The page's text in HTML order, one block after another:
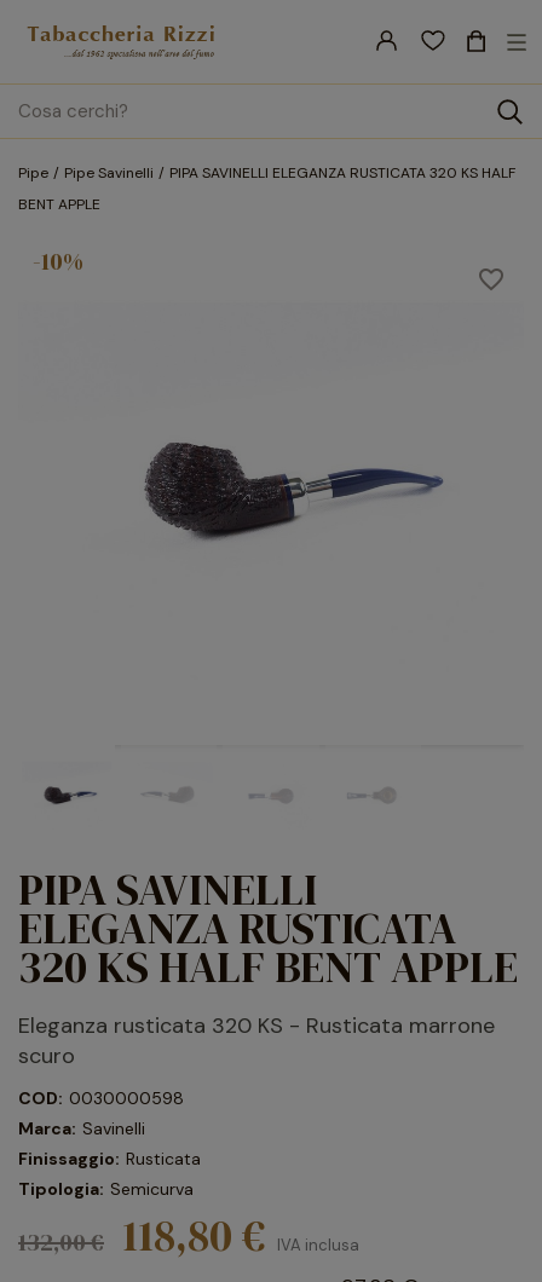
search
☰
Pipe Pipe Savinelli
PIPA SAVINELLI ELEGANZA RUSTICATA 320 KS HALF
BENT APPLE
favorite_border
-10%
PIPA SAVINELLI
ELEGANZA RUSTICATA
320 KS HALF BENT APPLE
Eleganza rusticata 320 KS - Rusticata marrone
scuro
COD: 0030000598
Marca: Savinelli
Finissaggio: Rusticata
Tipologia: Semicurva
132,00 € 118,80 € IVA inclusa